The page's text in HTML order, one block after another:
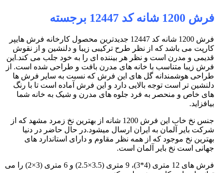
فرش 1200 شانه کد 12447 برجسته
فرش 1200 شانه کد 12447 جدیدترین محصول کارخانه فرش هایپر
کارپت می باشد که از نظر طرح ترکیبی زیبا و دلنشین و از نقوش
قدیمی و مدرن است و نظر هر بیننده ای را به خود جلب می کند.این
فرش زیبا متناسب با خانه های مدرن بافت و طراحی شده است. از
طراحی هوشمندانه گل های این فرش که نسبت به سایر فرش ها
دلنشین تر است توجه بالایی دارد و این فرش آماده است تا با رنگ
های خاص و منحصر به فرد جلوه های مدرن و شیک به خانه شما
بیافزاید.
جنس نخ خاب این فرش 1200 شانه از بهترین نخ زمرد مشهد که از
شرکت بایر آلمان به ایران ارسال میشود.در حال حاضر در دنیا
بهترین نخ موجود که از همه نظر مقاوم و دارای استاندارد های
جهانی است نخ بایر آلمان است.
فرش های 12 متری (4*3)، 9 متری (3.5×2.5) و 6 متری (3×2) را می